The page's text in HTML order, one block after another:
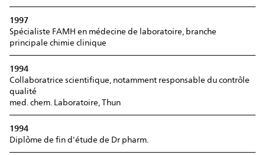
1997
Spécialiste FAMH en médecine de laboratoire, branche
principale chimie clinique
1994
Collaboratrice scientifique, notamment responsable du contrôle
qualité
med. chem. Laboratoire, Thun
1994
Diplôme de fin d'étude de Dr pharm.